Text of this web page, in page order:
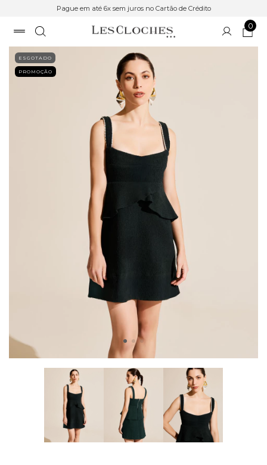
Pague em até 6x sem juros no Cartão de Crédito
0
ESGOTADO
PROMOÇÃO